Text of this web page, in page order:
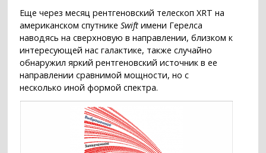
Еще через месяц рентгеновский телескоп XRT на
американском спутникеSwift имени Герелса
наводясь на сверхновую в направлении, близком к
интересующей нас галактике, также случайно
обнаружил яркий рентгеновский источник в ее
направлении сравнимой мощности, но с
несколько иной формой спектра.